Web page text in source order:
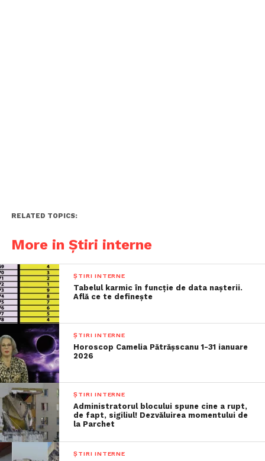
RELATED TOPICS:
More in Știri interne
ȘTIRI INTERNE
Tabelul karmic în funcție de data nașterii.
Află ce te definește
ȘTIRI INTERNE
Horoscop Camelia Pătrășscanu 1-31 ianuare
2026
ȘTIRI INTERNE
Administratorul blocului spune cine a rupt,
de fapt, sigiliul! Dezvăluirea momentului de
la Parchet
ȘTIRI INTERNE